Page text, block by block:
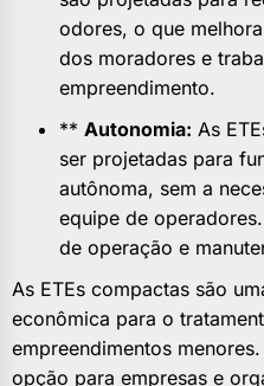
odores, o que
dos moradores e
empreendimento.
** Autonomia: As
ser projetadas para
autônoma, sem a
equipe de
de operação e
As ETEs compactas são
econômica para o
empreendimentos
opção para empresas e